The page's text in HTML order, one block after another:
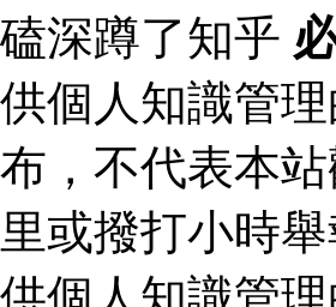
磕深蹲了知乎
供個人知識管
布，不代表本
里或撥打小時
供個人知識管